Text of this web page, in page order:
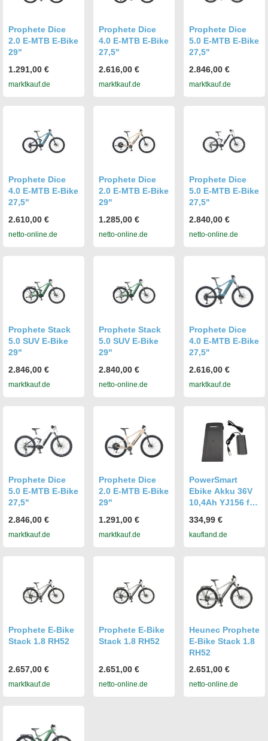
Prophete Dice
2.0 E-MTB E-Bike
29"
1.291,00 €
marktkauf.de
Prophete Dice
4.0 E-MTB E-Bike
27,5"
2.616,00 €
marktkauf.de
Prophete Dice
5.0 E-MTB E-Bike
27,5"
2.846,00 €
marktkauf.de
Prophete Dice
4.0 E-MTB E-Bike
27,5"
2.610,00 €
netto-online.de
Prophete Dice
2.0 E-MTB E-Bike
29"
1.285,00 €
netto-online.de
Prophete Dice
5.0 E-MTB E-Bike
27,5"
2.840,00 €
netto-online.de
Prophete Stack
5.0 SUV E-Bike
29"
2.846,00 €
marktkauf.de
Prophete Stack
5.0 SUV E-Bike
29"
2.840,00 €
netto-online.de
Prophete Dice
4.0 E-MTB E-Bike
27,5"
2.616,00 €
marktkauf.de
Prophete Dice
5.0 E-MTB E-Bike
27,5"
2.846,00 €
marktkauf.de
Prophete Dice
2.0 E-MTB E-Bike
29"
1.291,00 €
marktkauf.de
PowerSmart
Ebike Akku 36V
10,4Ah YJ156 für
28 inch,
Prophete Cargo
334,99 €
kaufland.de
Prophete E-Bike
Stack 1.8 RH52
2.657,00 €
marktkauf.de
Prophete E-Bike
Stack 1.8 RH52
2.651,00 €
netto-online.de
Heunec Prophete
E-Bike Stack 1.8
RH52
2.651,00 €
netto-online.de